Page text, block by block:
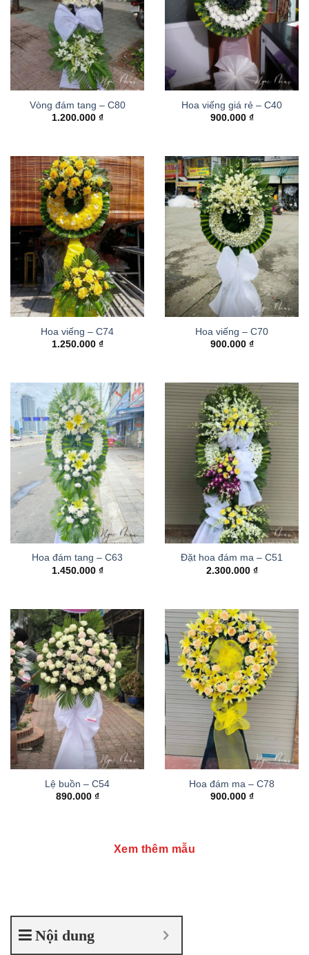
Vòng đám tang – C80
1.200.000 ₫
Hoa viếng giá rẻ – C40
900.000 ₫
Hoa viếng – C74
1.250.000 ₫
Hoa viếng – C70
900.000 ₫
Hoa đám tang – C63
1.450.000 ₫
Đặt hoa đám ma – C51
2.300.000 ₫
Lệ buồn – C54
890.000 ₫
Hoa đám ma – C78
900.000 ₫
Xem thêm mẫu
Nội dung